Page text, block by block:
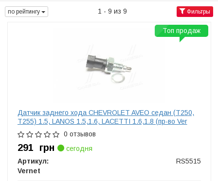
по рейтингу 1 - 9 из 9 Фильтры
Датчик заднего хода CHEVROLET AVEO седан (T250,
T255) 1.5, LANOS 1.5,1.6, LACETTI 1.6,1.8 (пр-во Ver
0 отзывов
291 грн
сегодня
Артикул:
RS5515
Vernet
Топ продаж